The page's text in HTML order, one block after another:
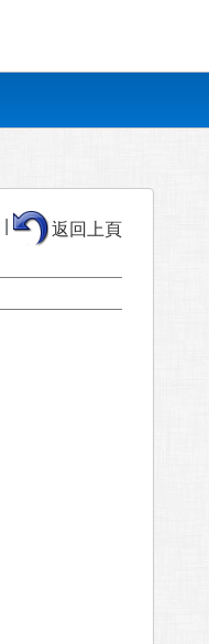
|
返回上頁